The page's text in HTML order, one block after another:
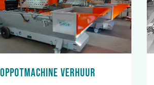
Oppotmachine verhuur